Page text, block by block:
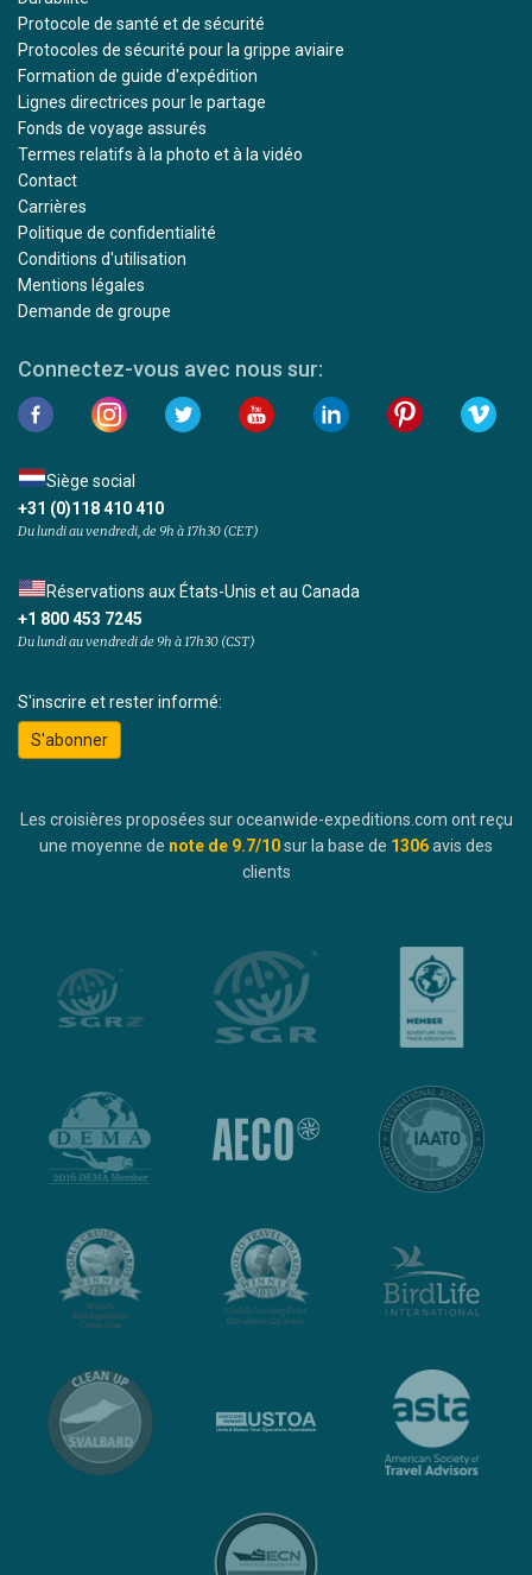
Protocole de santé et de sécurité
Protocoles de sécurité pour la grippe aviaire
Formation de guide d'expédition
Lignes directrices pour le partage
Fonds de voyage assurés
Termes relatifs à la photo et à la vidéo
Contact
Carrières
Politique de confidentialité
Conditions d'utilisation
Mentions légales
Demande de groupe
Connectez-vous avec nous sur:
Siège social
+31 (0)118 410 410
Du lundi au vendredi, de 9h à 17h30 (CET)
Réservations aux États-Unis et au Canada
+1 800 453 7245
Du lundi au vendredi de 9h à 17h30 (CST)
S'inscrire et rester informé:
S'abonner
Les croisières proposées sur oceanwide-expeditions.com ont reçu
une moyenne de note de 9.7/10sur la base de 1306avis des
clients